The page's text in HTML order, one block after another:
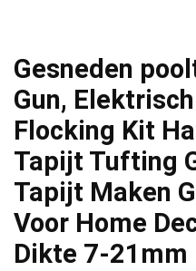
Gesneden
Gun,
Flocking Kit
Tapijt Tufting
Tapijt Maken
Voor Home
Dikte 7-21mm